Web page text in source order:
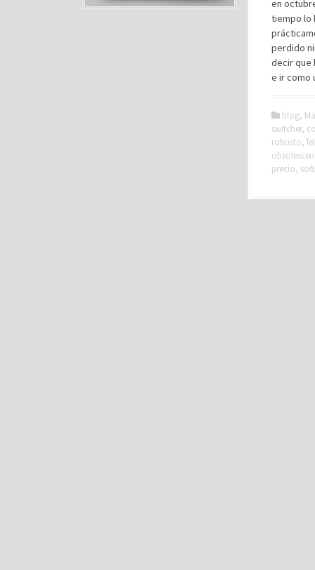
en
tiempo lo
perdido
decir que
e ir como
blog,
switcher,
robusto,
precio,